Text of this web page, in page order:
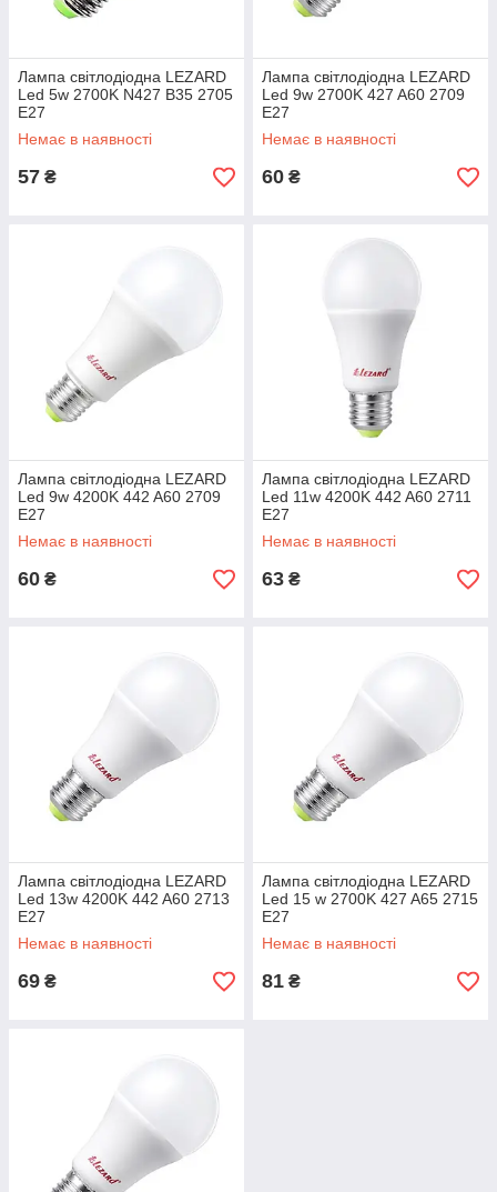
Лампа світлодіодна LEZARD
Led 5w 2700K N427 B35 2705
E27
Немає в наявності
57 ₴
Лампа світлодіодна LEZARD
Led 9w 2700K 427 A60 2709
E27
Немає в наявності
60 ₴
Лампа світлодіодна LEZARD
Led 9w 4200K 442 A60 2709
E27
Немає в наявності
60 ₴
Лампа світлодіодна LEZARD
Led 11w 4200K 442 A60 2711
E27
Немає в наявності
63 ₴
Лампа світлодіодна LEZARD
Led 13w 4200K 442 A60 2713
E27
Немає в наявності
69 ₴
Лампа світлодіодна LEZARD
Led 15 w 2700K 427 A65 2715
E27
Немає в наявності
81 ₴